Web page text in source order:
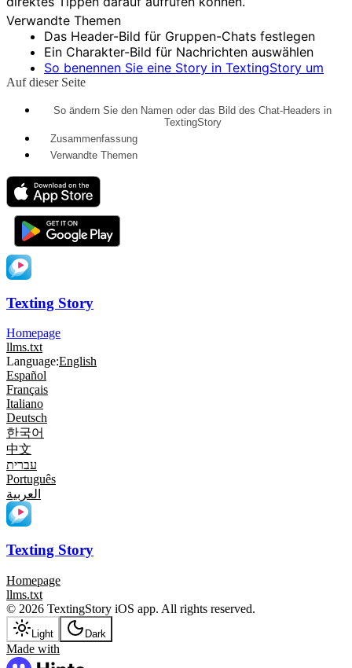
Verwandte Themen
Das Header-Bild für Gruppen-Chats festlegen
Ein Charakter-Bild für Nachrichten auswählen
So benennen Sie eine Story in TextingStory um
Auf dieser Seite
So ändern Sie den Namen oder das Bild des Chat-Headers in
TextingStory
Zusammenfassung
Verwandte Themen
Texting Story
Homepage
llms.txt
Language:English
Español
Français
Italiano
Deutsch
한국어
中文
עברית
Português
العربية
Texting Story
Homepage
llms.txt
© 2026 TextingStory iOS app. All rights reserved.
Light Dark
Made with